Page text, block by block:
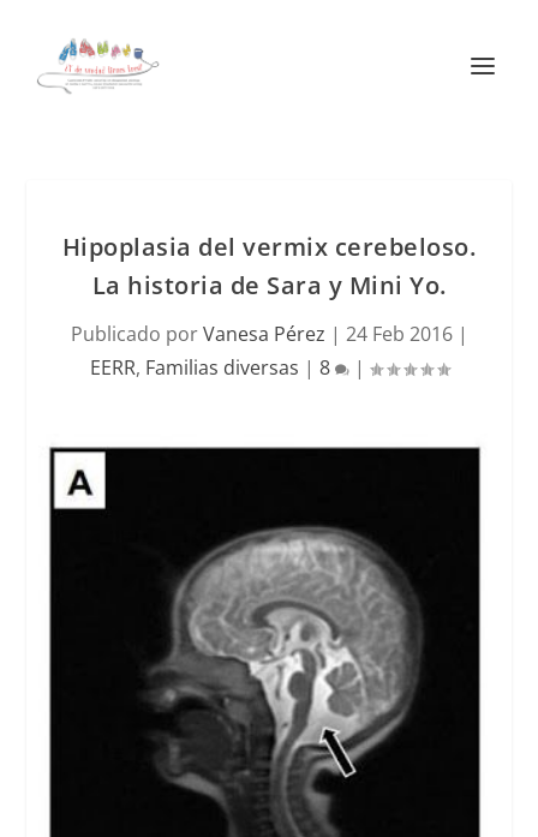
Hipoplasia del vermix cerebeloso.
La historia de Sara y Mini Yo.
Publicado porVanesa Pérez | 24 Feb 2016|
EERR, Familias diversas | 8 |